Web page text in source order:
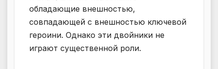
обладающие внешностью,
совпадающей с внешностью ключевой
героини. Однако эти двойники не
играют существенной роли.